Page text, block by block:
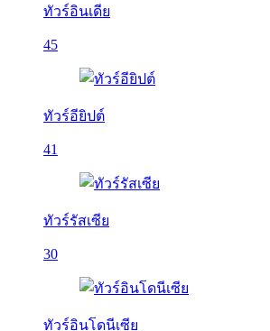
ทัวร์อินเดีย
45
ทัวร์อียิปต์
41
ทัวร์รัสเซีย
30
ทัวร์อินโดนีเซีย